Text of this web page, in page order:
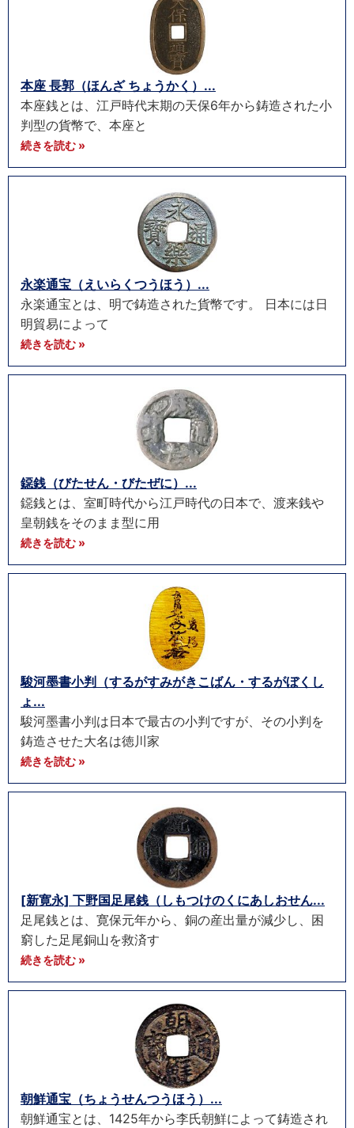
本座 長郭（ほんざ ちょうかく）...
本座銭とは、江戸時代末期の天保6年から鋳造された小
判型の貨幣で、本座と
続きを読む »
永楽通宝（えいらくつうほう）...
永楽通宝とは、明で鋳造された貨幣です。 日本には日
明貿易によって
続きを読む »
鐚銭（びたせん・びたぜに）...
鐚銭とは、室町時代から江戸時代の日本で、渡来銭や
皇朝銭をそのまま型に用
続きを読む »
駿河墨書小判（するがすみがきこばん・するがぼくし
ょ...
駿河墨書小判は日本で最古の小判ですが、その小判を
鋳造させた大名は徳川家
続きを読む »
[新寛永] 下野国足尾銭（しもつけのくにあしおせん...
足尾銭とは、寛保元年から、銅の産出量が減少し、困
窮した足尾銅山を救済す
続きを読む »
朝鮮通宝（ちょうせんつうほう）...
朝鮮通宝とは、1425年から李氏朝鮮によって鋳造され